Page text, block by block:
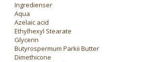
Ingredienser
Aqua
Azelaic acid
Ethylhexyl Stearate
Glycerin
Butyrospermum Parkii Butter
Dimethicone